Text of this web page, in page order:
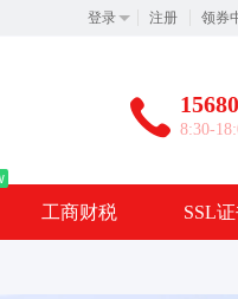
登录 注册 领券
8:30-
工商财税 SSL